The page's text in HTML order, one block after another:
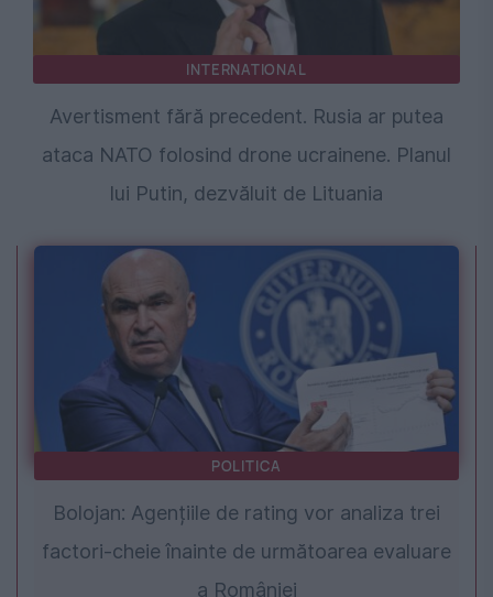
INTERNATIONAL
Avertisment fără precedent. Rusia ar putea
ataca NATO folosind drone ucrainene. Planul
lui Putin, dezvăluit de Lituania
POLITICA
Bolojan: Agențiile de rating vor analiza trei
factori-cheie înainte de următoarea evaluare
a României